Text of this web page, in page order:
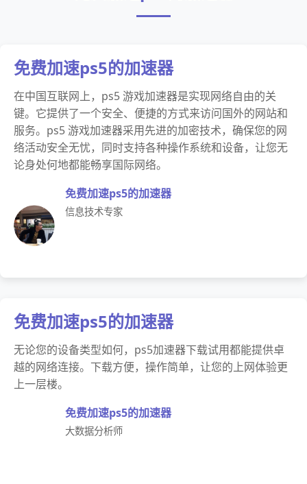
免费加速ps5的加速器
在中国互联网上，ps5 游戏加速器是实现网络自由的关
键。它提供了一个安全、便捷的方式来访问国外的网站和
服务。ps5 游戏加速器采用先进的加密技术，确保您的网
络活动安全无忧，同时支持各种操作系统和设备，让您无
论身处何地都能畅享国际网络。
免费加速ps5的加速器
信息技术专家
免费加速ps5的加速器
无论您的设备类型如何，ps5加速器下载试用都能提供卓
越的网络连接。下载方便，操作简单，让您的上网体验更
上一层楼。
免费加速ps5的加速器
大数据分析师